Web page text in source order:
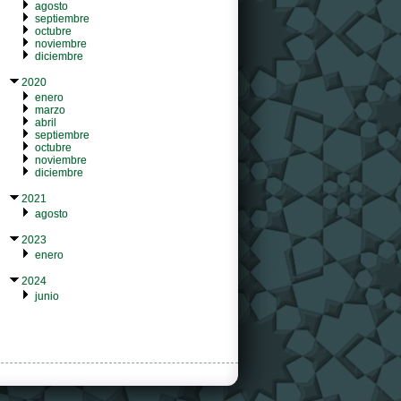
agosto
septiembre
octubre
noviembre
diciembre
2020
enero
marzo
abril
septiembre
octubre
noviembre
diciembre
2021
agosto
2023
enero
2024
junio